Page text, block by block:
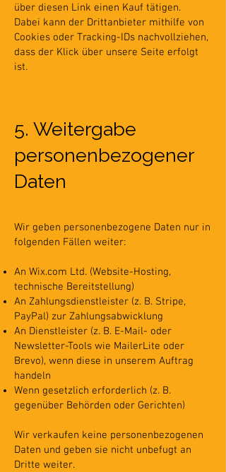
über diesen Link einen Kauf tätigen.
Dabei kann der Drittanbieter mithilfe von
Cookies oder Tracking-IDs nachvollziehen,
dass der Klick über unsere Seite erfolgt
ist.
5. Weitergabe
personenbezogener
Daten
Wir geben personenbezogene Daten nur in
folgenden Fällen weiter:
An Wix.com Ltd. (Website-Hosting,
technische Bereitstellung)
An Zahlungsdienstleister (z. B. Stripe,
PayPal) zur Zahlungsabwicklung
An Dienstleister (z. B. E-Mail- oder
Newsletter-Tools wie MailerLite oder
Brevo), wenn diese in unserem Auftrag
handeln
Wenn gesetzlich erforderlich (z. B.
gegenüber Behörden oder Gerichten)
Wir verkaufen keine personenbezogenen
Daten und geben sie nicht unbefugt an
Dritte weiter.